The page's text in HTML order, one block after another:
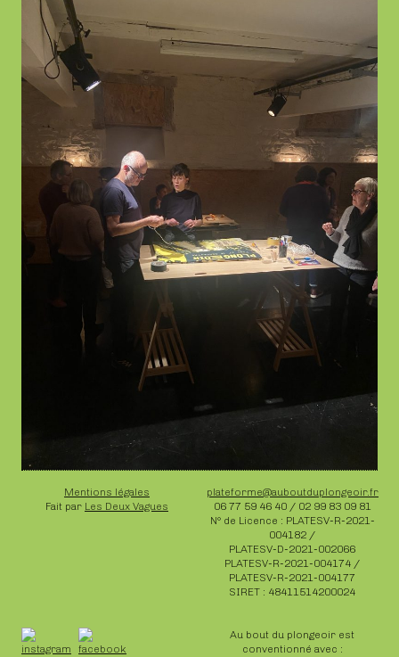
Mentions légales
Fait par Les Deux Vagues
plateforme@auboutduplongeoir.fr
06 77 59 46 40 / 02 99 83 09 81
N° de Licence : PLATESV-R-2021-
004182 /
PLATESV-D-2021-002066
PLATESV-R-2021-004174 /
PLATESV-R-2021-004177
SIRET : 48411514200024
Au bout du plongeoir est
conventionné avec :